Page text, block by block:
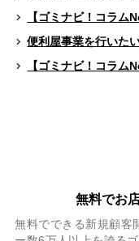
【ゴミナビ！コラム
便利屋事業を行いた
【ゴミナビ！コラムNo.39】
無料でお
無料でできる新規顧客